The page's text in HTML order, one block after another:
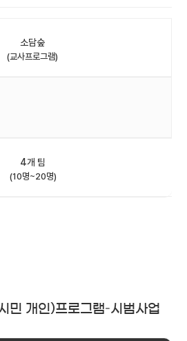
소담숲
(교사프로그램)
4개 팀
(10명~20명)
민 개인)프로그램–시범사업